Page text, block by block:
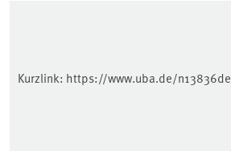
Kurzlink: https://www.uba.de/n13836de